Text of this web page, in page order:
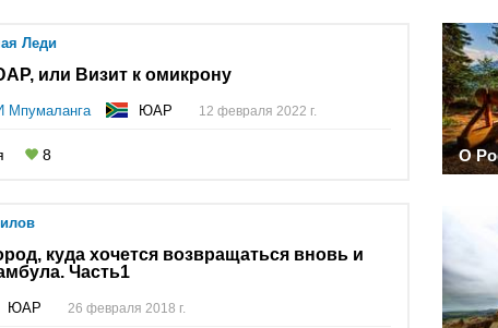
Леди
или Визит к омикрону
Мпумаланга ЮАР 12 февраля 2022 г.
8
куда хочется возвращаться вновь и
Часть1
ЮАР 26 февраля 2018 г.
О